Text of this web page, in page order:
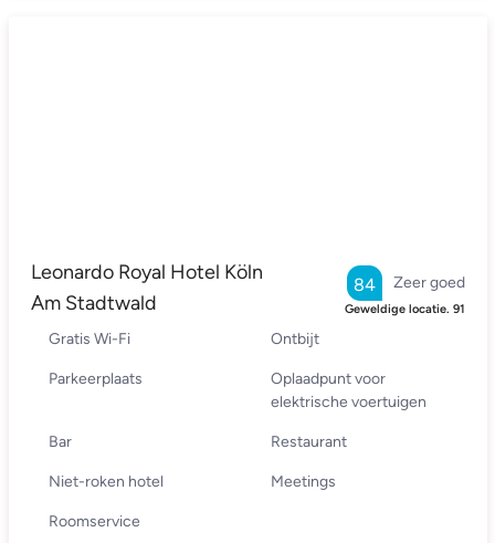
Leonardo Royal Hotel Köln
Am Stadtwald
Zeer goed
84
Geweldige locatie. 91
Gratis Wi-Fi Ontbijt
Parkeerplaats
Oplaadpunt voor
elektrische voertuigen
Bar Restaurant
Niet-roken hotel Meetings
Roomservice